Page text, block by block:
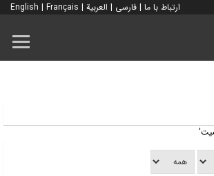
ارتباط با ما | فارسی | العربية |
English | Français